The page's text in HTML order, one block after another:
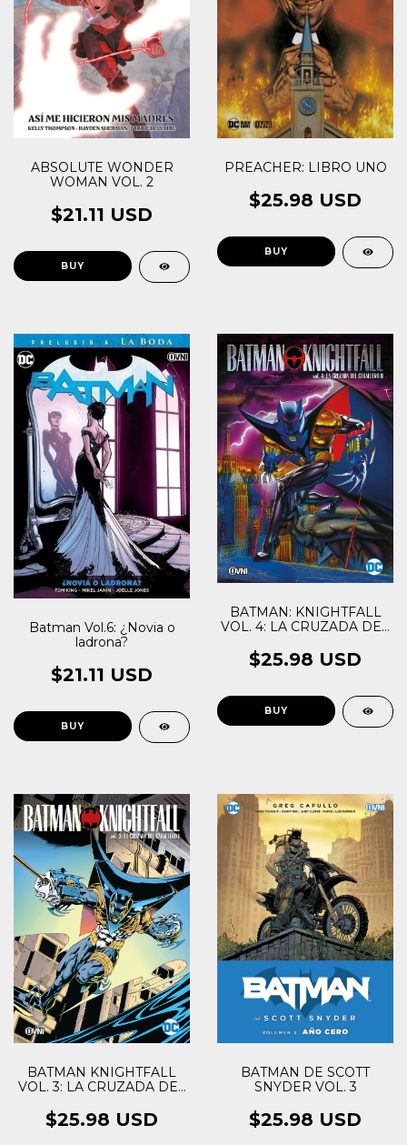
ABSOLUTE WONDER
WOMAN VOL. 2
$21.11 USD
PREACHER: LIBRO UNO
$25.98 USD
Batman Vol.6: ¿Novia o
ladrona?
$21.11 USD
BATMAN: KNIGHTFALL
VOL. 4: LA CRUZADA DEL
$25.98 USD
BATMAN KNIGHTFALL
VOL. 3: LA CRUZADA DEL
$25.98 USD
BATMAN DE SCOTT
SNYDER VOL. 3
$25.98 USD